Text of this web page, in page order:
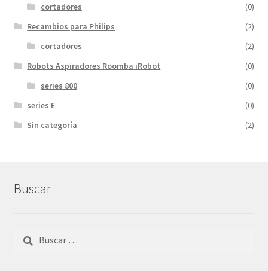
cortadores
(0)
Recambios para Philips
(2)
cortadores
(2)
Robots Aspiradores Roomba iRobot
(0)
series 800
(0)
series E
(0)
Sin categoría
(2)
Buscar
Buscar: